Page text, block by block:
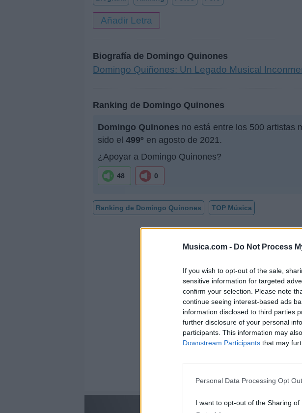
Musica.com - Do Not Process
If you wish to opt-out of the sale,
sensitive information for targeted
confirm your selection. Please note
continue seeing interest-based ads
information disclosed to third parties
further disclosure of your personal
participants. This information may
Downstream Participants that may
Personal Data Processing Opt
I want to opt-out of the Sharing of
Añadir Letra
Biografía de Domingo Quinones
Domingo Quiñones: Un Legado Musical
Ranking de Domingo Quinones
Domingo Quinones no está entre los 500 artistas
sido el 499º en agosto de 2021.
¿Apoyar a Domingo Quinones?
48 0
Ranking de Domingo Quinones TOP Música